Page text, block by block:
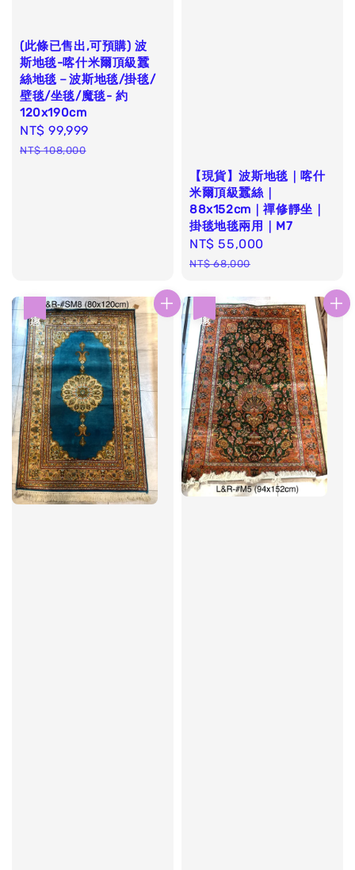
(此條已售出,可預購) 波
斯地毯-喀什米爾頂級蠶
絲地毯－波斯地毯/掛毯/
壁毯/坐毯/魔毯- 約
120x190cm
Sale
price
NT$ 99,999
NT$ 108,000
【現貨】波斯地毯｜喀什
米爾頂級蠶絲｜
88x152cm｜禪修靜坐｜
掛毯地毯兩用｜M7
Sale
price
NT$ 55,000
NT$ 68,000